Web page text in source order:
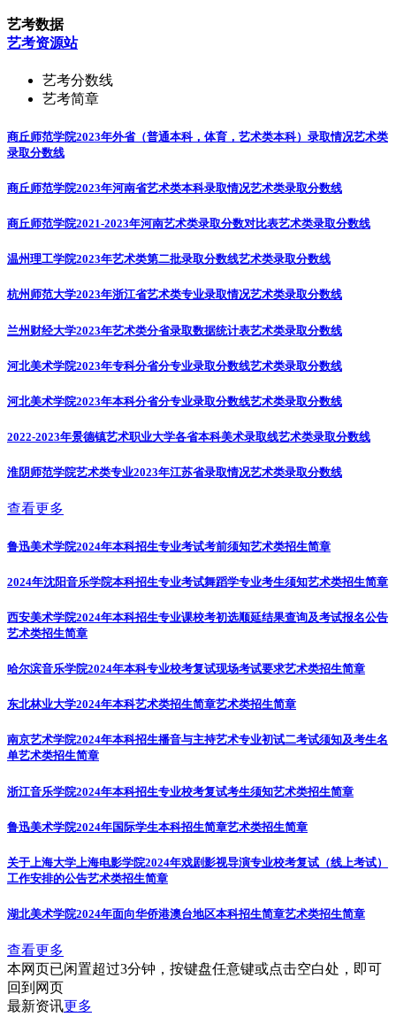
艺考数据
艺考资源站
艺考分数线
艺考简章
商丘师范学院2023年外省（普通本科，体育，艺术类本科）录取情况艺术类
录取分数线
商丘师范学院2023年河南省艺术类本科录取情况艺术类录取分数线
商丘师范学院2021-2023年河南艺术类录取分数对比表艺术类录取分数线
温州理工学院2023年艺术类第二批录取分数线艺术类录取分数线
杭州师范大学2023年浙江省艺术类专业录取情况艺术类录取分数线
兰州财经大学2023年艺术类分省录取数据统计表艺术类录取分数线
河北美术学院2023年专科分省分专业录取分数线艺术类录取分数线
河北美术学院2023年本科分省分专业录取分数线艺术类录取分数线
2022-2023年景德镇艺术职业大学各省本科美术录取线艺术类录取分数线
淮阴师范学院艺术类专业2023年江苏省录取情况艺术类录取分数线
查看更多
鲁迅美术学院2024年本科招生专业考试考前须知艺术类招生简章
2024年沈阳音乐学院本科招生专业考试舞蹈学专业考生须知艺术类招生简章
西安美术学院2024年本科招生专业课校考初选顺延结果查询及考试报名公告
艺术类招生简章
哈尔滨音乐学院2024年本科专业校考复试现场考试要求艺术类招生简章
东北林业大学2024年本科艺术类招生简章艺术类招生简章
南京艺术学院2024年本科招生播音与主持艺术专业初试二考试须知及考生名
单艺术类招生简章
浙江音乐学院2024年本科招生专业校考复试考生须知艺术类招生简章
鲁迅美术学院2024年国际学生本科招生简章艺术类招生简章
关于上海大学上海电影学院2024年戏剧影视导演专业校考复试（线上考试）
工作安排的公告艺术类招生简章
湖北美术学院2024年面向华侨港澳台地区本科招生简章艺术类招生简章
查看更多
本网页已闲置超过3分钟，按键盘任意键或点击空白处，即可
回到网页
最新资讯更多